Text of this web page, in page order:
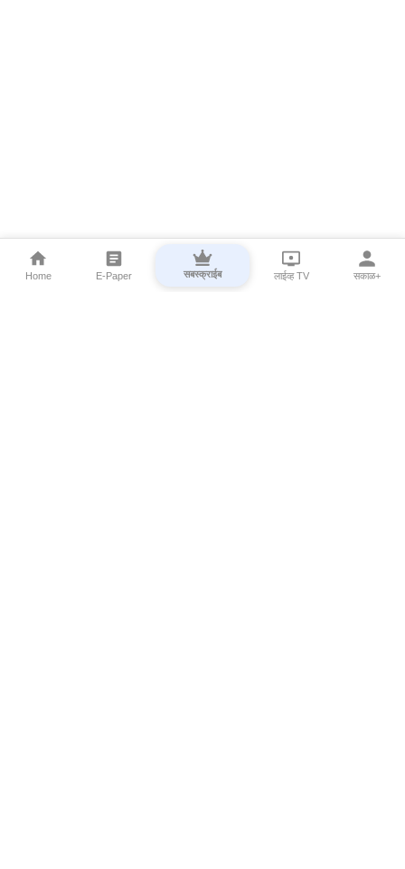
Home E-Paper सबस्क्राईब लाईव्ह TV सकाळ+